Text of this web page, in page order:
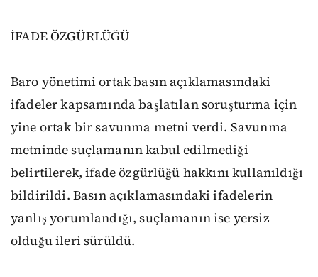
İFADE ÖZGÜRLÜĞÜ
Baro yönetimi ortak basın açıklamasındaki
ifadeler kapsamında başlatılan soruşturma için
yine ortak bir savunma metni verdi. Savunma
metninde suçlamanın kabul edilmediği
belirtilerek, ifade özgürlüğü hakkını kullanıldığı
bildirildi. Basın açıklamasındaki ifadelerin
yanlış yorumlandığı, suçlamanın ise yersiz
olduğu ileri sürüldü.